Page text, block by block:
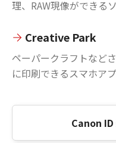
理、RAW現像ができる
Creative Park
ペーパークラフトなど
に印刷できるスマホアプ
Canon ID